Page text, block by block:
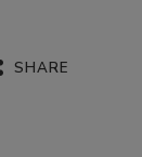
SHARE